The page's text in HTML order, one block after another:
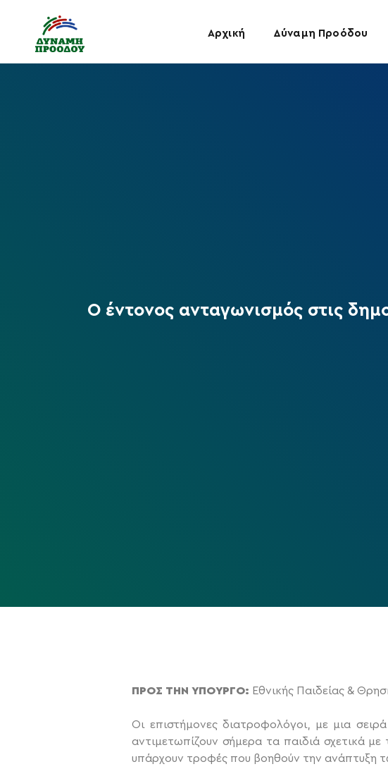
Αρχική Δύναμη Προόδου
Ο έντονος ανταγωνισμός στις
ΠΡΟΣ ΤΗΝ ΥΠΟΥΡΓΟ: Εθνικής Παιδείας &
Οι επιστήμονες διατροφολόγοι, με μια
αντιμετωπίζουν σήμερα τα παιδιά σχετικά
υπάρχουν τροφές που βοηθούν την ανάπτυξη